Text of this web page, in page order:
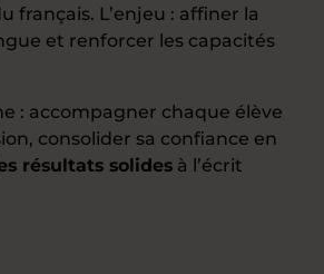
français. L’enjeu : affiner la
et renforcer les capacités
: accompagner chaque élève
consolider sa confiance en
résultats solides à l’écrit